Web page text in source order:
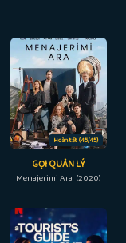
Hoàn tất (45/45)
GỌI QUẢN LÝ
Menajerimi Ara (2020)